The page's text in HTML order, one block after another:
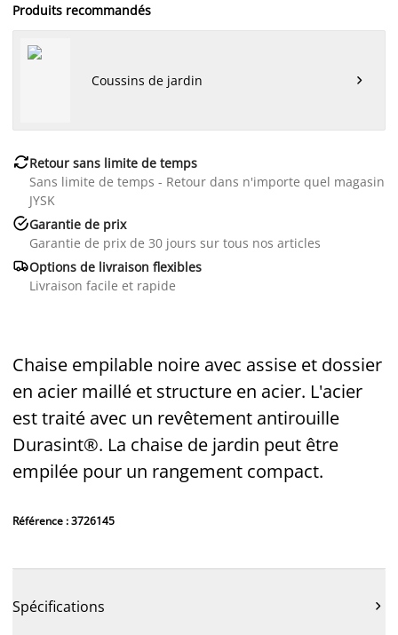
Produits recommandés
Coussins de jardin 
Retour sans limite de temps
Sans limite de temps - Retour dans n'importe quel magasin
JYSK
Garantie de prix
Garantie de prix de 30 jours sur tous nos articles
Options de livraison flexibles
Livraison facile et rapide
Chaise empilable noire avec assise et dossier
en acier maillé et structure en acier. L'acier
est traité avec un revêtement antirouille
Durasint®. La chaise de jardin peut être
empilée pour un rangement compact.
Référence : 3726145
Spécifications 